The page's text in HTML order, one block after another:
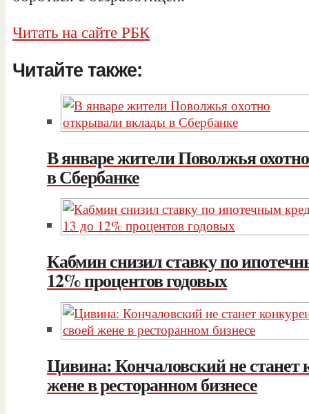
Читать на сайте РБК
Читайте также:
В январе жители Поволжья
в Сбербанке
Кабмин снизил ставку по
12% процентов годовых
Цивина: Кончаловский не станет
жене в ресторанном бизнесе